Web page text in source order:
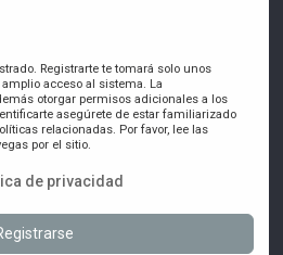
Registrarte te tomará solo unos
acceso al sistema. La
otorgar permisos adicionales a los
asegúrete de estar familiarizado
relacionadas. Por favor, lee las
por el sitio.
de privacidad